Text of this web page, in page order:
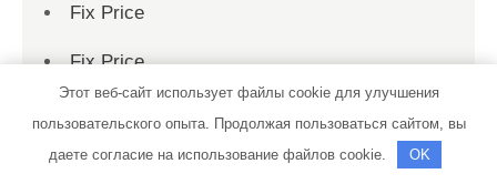
Fix Price
Fix Price
Fix Price
Этот веб-сайт использует файлы cookie для улучшения
пользовательского опыта. Продолжая пользоваться сайтом, вы
даете согласие на использование файлов cookie.
OK